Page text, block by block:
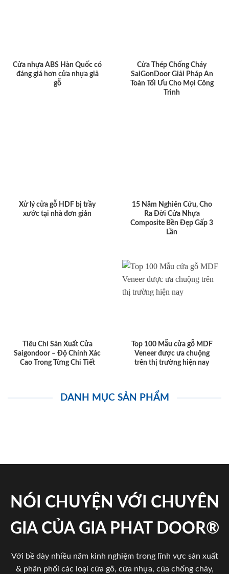
Cửa nhựa ABS Hàn Quốc có
đáng giá hơn cửa nhựa giả
gỗ
Cửa Thép Chống Cháy
SaiGonDoor Giải Pháp An
Toàn Tối Ưu Cho Mọi Công
Trình
Xử lý cửa gỗ HDF bị trầy
xước tại nhà đơn giản
15 Năm Nghiên Cứu, Cho
Ra Đời Cửa Nhựa
Composite Bền Đẹp Gấp 3
Lần
Tiêu Chí Sản Xuất Cửa
Saigondoor – Độ Chính Xác
Cao Trong Từng Chi Tiết
Top 100 Mẫu cửa gỗ MDF
Veneer được ưa chuộng
trên thị trường hiện nay
DANH MỤC SẢN PHẨM
NÓI CHUYỆN VỚI CHUYÊN
GIA CỦA GIA PHAT DOOR®
Với bề dày nhiều năm kinh nghiệm trong lĩnh vực sản xuất
& phân phối các loại cửa gỗ, cửa nhựa, của chống cháy,